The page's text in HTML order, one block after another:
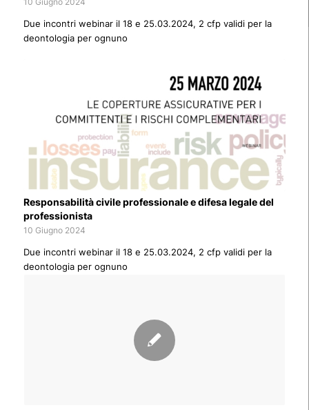
10 Giugno 2024
Due incontri webinar il 18 e 25.03.2024, 2 cfp validi per la
deontologia per ognuno
Responsabilità civile professionale e difesa legale del
professionista
10 Giugno 2024
Due incontri webinar il 18 e 25.03.2024, 2 cfp validi per la
deontologia per ognuno